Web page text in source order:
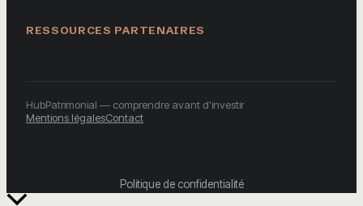
RESSOURCES PARTENAIRES
HubPatrimonial — comprendre avant d'investir
Mentions légalesContact
Politique de confidentialité